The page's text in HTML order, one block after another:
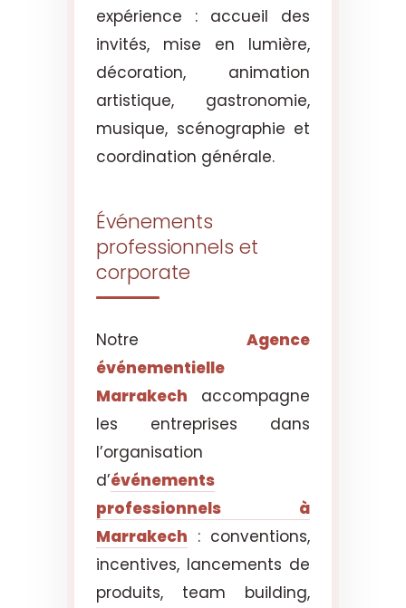
expérience : accueil des
invités, mise en lumière,
décoration, animation
artistique, gastronomie,
musique, scénographie et
coordination générale.
Événements
professionnels et
corporate
Notre Agence
événementielle
Marrakech accompagne
les entreprises dans
l’organisation
d’événements
professionnels à
Marrakech : conventions,
incentives, lancements de
produits, team building,